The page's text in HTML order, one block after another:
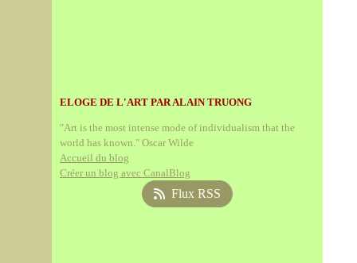
ELOGE DE L'ART PAR ALAIN TRUONG
"Art is the most intense mode of individualism that the
world has known." Oscar Wilde
Accueil du blog
Créer un blog avec CanalBlog
Flux RSS